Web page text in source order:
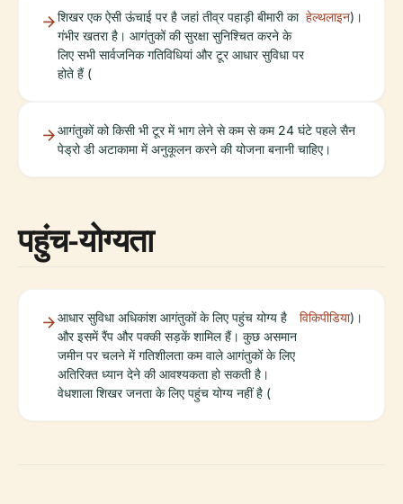
शिखर एक ऐसी ऊंचाई पर है जहां तीव्र पहाड़ी बीमारी का
गंभीर खतरा है। आगंतुकों की सुरक्षा सुनिश्चित करने के
लिए सभी सार्वजनिक गतिविधियां और टूर आधार सुविधा पर
होते हैं (
हेल्थलाइन)।
आगंतुकों को किसी भी टूर में भाग लेने से कम से कम 24 घंटे पहले सैन
पेड्रो डी अटाकामा में अनुकूलन करने की योजना बनानी चाहिए।
पहुंच-योग्यता
आधार सुविधा अधिकांश आगंतुकों के लिए पहुंच योग्य है
और इसमें रैंप और पक्की सड़कें शामिल हैं। कुछ असमान
जमीन पर चलने में गतिशीलता कम वाले आगंतुकों के लिए
अतिरिक्त ध्यान देने की आवश्यकता हो सकती है।
वेधशाला शिखर जनता के लिए पहुंच योग्य नहीं है (
विकिपीडिया)।